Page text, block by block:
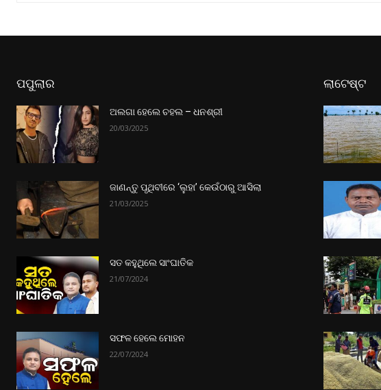
ପପୁଲାର
ଅଲଗା ହେଲେ ଚହଲ – ଧନଶ୍ରୀ
20/03/2025
ଜାଣନ୍ତୁ ପୃଥିବୀରେ ‘ଲୁହା’ କେଉଁଠାରୁ ଆସିଲା
21/03/2025
ସତ କହୁଥିଲେ ସାଂଘାତିକ
21/07/2024
ସଫଳ ହେଲେ ମୋହନ
22/07/2024
ଲାଟେଷ୍ଟ